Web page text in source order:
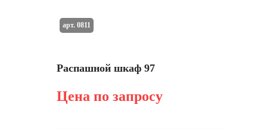
Распашной шкаф 97
Цена по запросу
арт. 0811